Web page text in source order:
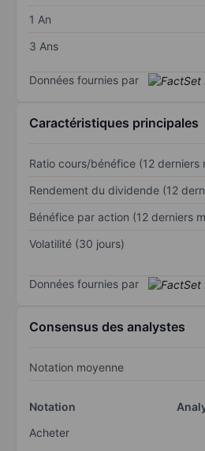
1 An
3 Ans
Données fournies par
Caractéristiques principales
Ratio cours/bénéfice (12 derniers
Rendement du dividende (12
Bénéfice par action (12 derniers
Volatilité (30 jours)
Données fournies par
Consensus des analystes
Notation moyenne
Notation
Acheter